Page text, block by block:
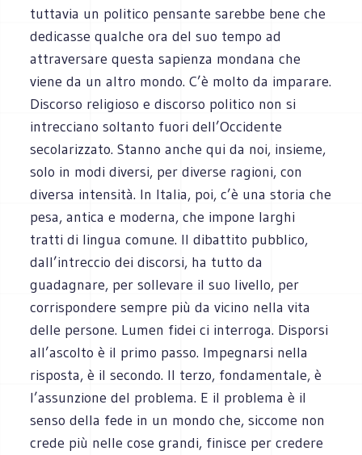
tuttavia un politico pensante sarebbe bene che
dedicasse qualche ora del suo tempo ad
attraversare questa sapienza mondana che
viene da un altro mondo. C’è molto da imparare.
Discorso religioso e discorso politico non si
intrecciano soltanto fuori dell’Occidente
secolarizzato. Stanno anche qui da noi, insieme,
solo in modi diversi, per diverse ragioni, con
diversa intensità. In Italia, poi, c’è una storia che
pesa, antica e moderna, che impone larghi
tratti di lingua comune. Il dibattito pubblico,
dall’intreccio dei discorsi, ha tutto da
guadagnare, per sollevare il suo livello, per
corrispondere sempre più da vicino nella vita
delle persone. Lumen fidei ci interroga. Disporsi
all’ascolto è il primo passo. Impegnarsi nella
risposta, è il secondo. Il terzo, fondamentale, è
l’assunzione del problema. E il problema è il
senso della fede in un mondo che, siccome non
crede più nelle cose grandi, finisce per credere